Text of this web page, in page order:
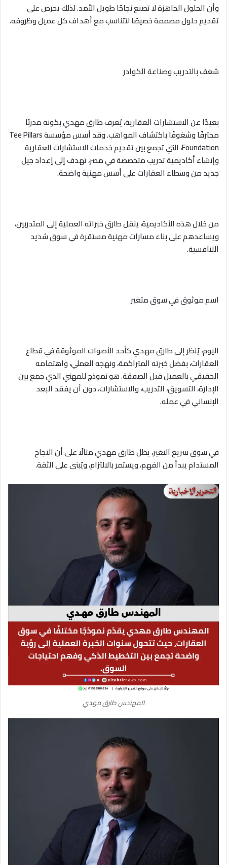
وأن الحلول الجاهزة لا تصنع نجاحًا طويل الأمد. لذلك يحرص على
تقديم حلول مصممة خصيصًا لتتناسب مع أهداف كل عميل وظروفه.
شغف بالتدريب وصناعة الكوادر
بعيدًا عن الاستشارات العقارية، يُعرف طارق مهدي بكونه مدربًا
محترفًا وشغوفًا باكتشاف المواهب. وقد أسس مؤسسة Tee Pillars
Foundation، التي تجمع بين تقديم خدمات الاستشارات العقارية
وإنشاء أكاديمية تدريب متخصصة في مصر، تهدف إلى إعداد جيل
جديد من وسطاء العقارات على أسس مهنية واضحة.
من خلال هذه الأكاديمية، ينقل طارق خبراته العملية إلى المتدربين،
ويساعدهم على بناء مسارات مهنية مستقرة في سوق شديد
التنافسية.
اسم موثوق في سوق متغير
اليوم، يُنظر إلى طارق مهدي كأحد الأصوات الموثوقة في قطاع
العقارات، بفضل خبرته المتراكمة، ونهجه العملي، واهتمامه
الحقيقي بالعميل قبل الصفقة. هو نموذج للمهني الذي جمع بين
الإدارة، التسويق، التدريب، والاستشارات، دون أن يفقد البعد
الإنساني في عمله.
في سوق سريع التغير، يظل طارق مهدي مثالًا على أن النجاح
المستدام يبدأ من الفهم، ويستمر بالالتزام، ويُبنى على الثقة.
المهندس طارق مهدي